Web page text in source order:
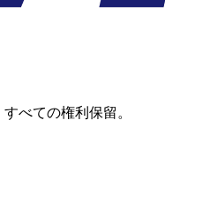
すべての権利保留。